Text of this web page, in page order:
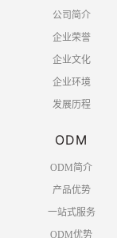
公司简介
企业荣誉
企业文化
企业环境
发展历程
ODM
ODM简介
产品优势
一站式服务
ODM优势